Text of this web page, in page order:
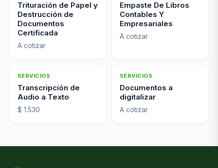
Trituración de Papel y
Destrucción de
Documentos
Certificada
A cotizar
Empaste De Libros
Contables Y
Empresariales
A cotizar
SERVICIOS
Transcripción de
Audio a Texto
$ 1.530
SERVICIOS
Documentos a
digitalizar
A cotizar